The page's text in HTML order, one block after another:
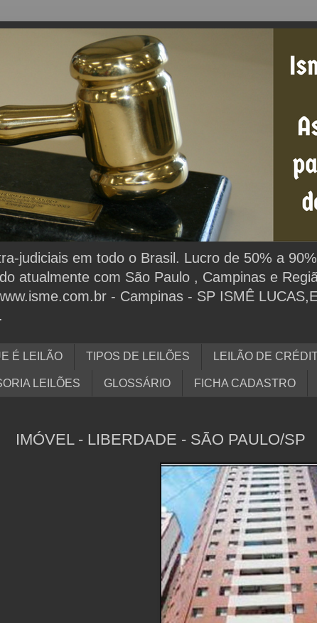
judiciais em todo o Brasil. Lucro de 50% a
atualmente com São Paulo , Campinas e
- Campinas - SP ISMÊ
É LEILÃO TIPOS DE LEILÕES LEILÃO DE
LEILÕES GLOSSÁRIO FICHA CADASTRO
IMÓVEL - LIBERDADE - SÃO PAULO/SP